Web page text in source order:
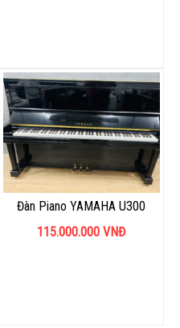
Đàn Piano YAMAHA U300
115.000.000 VNĐ